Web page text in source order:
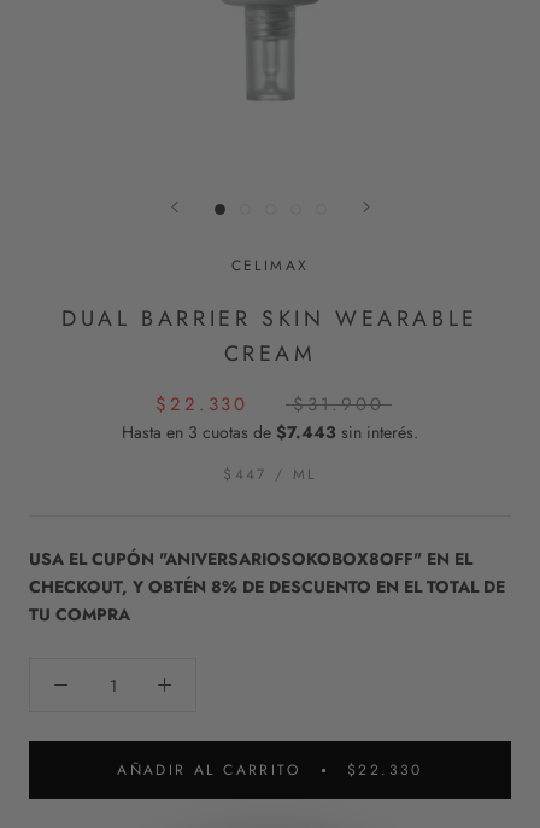
CELIMAX
DUAL BARRIER SKIN WEARABLE
CREAM
$22.330 $31.900
Hasta en 3 cuotas de $7.443 sin interés.
$447 / ML
USA EL CUPÓN "ANIVERSARIOSOKOBOX8OFF" EN EL
CHECKOUT, Y OBTÉN 8% DE DESCUENTO EN EL TOTAL DE
TU COMPRA
AÑADIR AL CARRITO $22.330